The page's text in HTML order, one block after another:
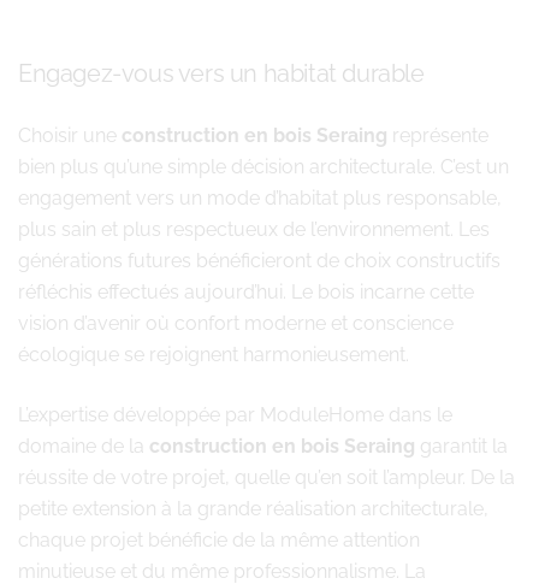
Engagez-vous vers un habitat durable
Choisir une construction en bois Seraing représente
bien plus qu’une simple décision architecturale. C’est un
engagement vers un mode d’habitat plus responsable,
plus sain et plus respectueux de l’environnement. Les
générations futures bénéficieront de choix constructifs
réfléchis effectués aujourd’hui. Le bois incarne cette
vision d’avenir où confort moderne et conscience
écologique se rejoignent harmonieusement.
L’expertise développée par ModuleHome dans le
domaine de la construction en bois Seraing garantit la
réussite de votre projet, quelle qu’en soit l’ampleur. De la
petite extension à la grande réalisation architecturale,
chaque projet bénéficie de la même attention
minutieuse et du même professionnalisme. La